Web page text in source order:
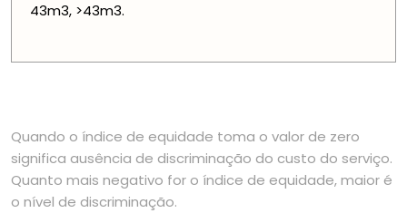
43m3, >43m3.
Quando o índice de equidade toma o valor de zero
significa ausência de discriminação do custo do serviço.
Quanto mais negativo for o índice de equidade, maior é
o nível de discriminação.